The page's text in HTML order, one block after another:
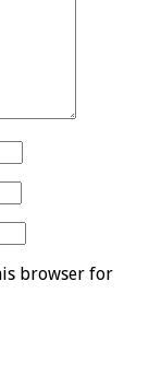
browser for